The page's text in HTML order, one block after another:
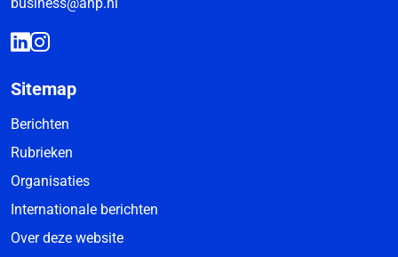
Sitemap
Berichten
Rubrieken
Organisaties
Internationale berichten
Over deze website